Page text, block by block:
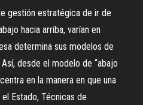
gestión estratégica de ir de
hacia arriba, varían en
determina sus modelos de
desde el modelo de “abajo
en la manera en que una
Estado, Técnicas de